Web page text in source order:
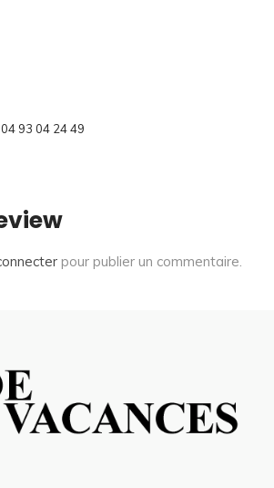
04 93 04 24 49
pour publier un commentaire.